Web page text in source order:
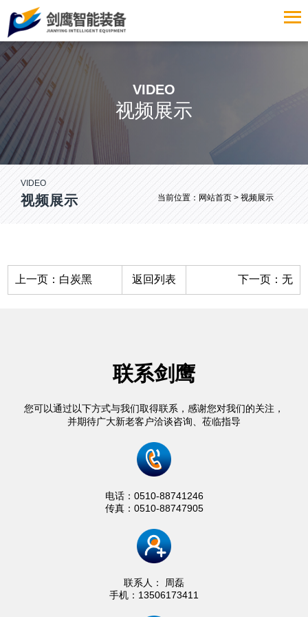
VIDEO
视频展示
VIDEO
视频展示 当前位置： 网站首页> 视频展示
上一页： 白炭黑 返回列表 下一页： 无
联系剑鹰
您可以通过以下方式与我们取得联系，感谢您对我们的关注，
并期待广大新老客户洽谈咨询、莅临指导
电话：0510-88741246
传真：0510-88747905
联系人： 周磊
手机：13506173411